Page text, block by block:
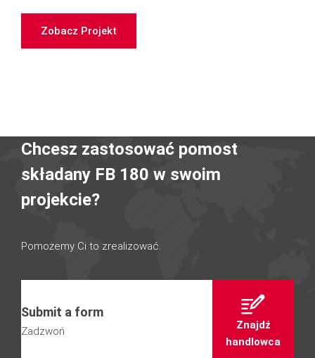
Zobacz Projekt
Chcesz zastosować pomost
składany FB 180 w swoim
projekcie?
Pomożemy Ci to zrealizować.
Submit a form
Zadzwoń
Znajdź
handlowca